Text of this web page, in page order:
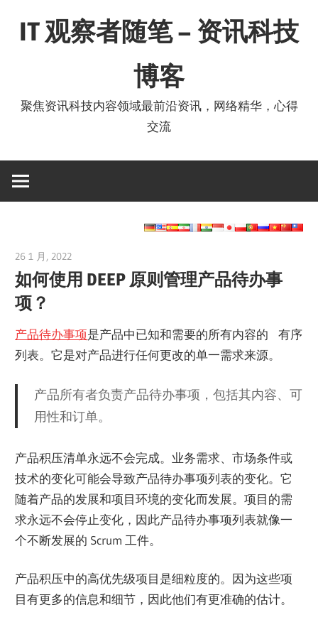
IT 观察者随笔 – 资讯科技
博客
聚焦资讯科技内容领域最前沿资讯，网络精华，心得
交流
26 1 月, 2022
如何使用 DEEP 原则管理产品待办事
项？
产品待办事项是产品中已知和需要的所有内容的 有序
列表。它是对产品进行任何更改的单一需求来源。
产品所有者负责产品待办事项，包括其内容、可
用性和订单。
产品积压清单永远不会完成。业务需求、市场条件或
技术的变化可能会导致产品待办事项列表的变化。它
随着产品的发展和项目环境的变化而发展。项目的需
求永远不会停止变化，因此产品待办事项列表就像一
个不断发展的 Scrum 工件。
产品积压中的高优先级项目是细粒度的。因为这些项
目有更多的信息和细节，因此他们有更准确的估计。